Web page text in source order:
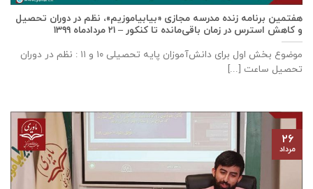
هفتمین برنامه زنده مدرسه مجازی «بیابیاموزیم»، نظم در دوران تحصیل
و کاهش استرس در زمان باقی‌مانده تا کنکور – ۲۱ مردادماه ۱۳۹۹
موضوع بخش اول برای دانش‌آموزان پایه تحصیلی ۱۰ و ۱۱ : نظم در دوران
تحصیل ساعت [...]
۲۶
مرداد